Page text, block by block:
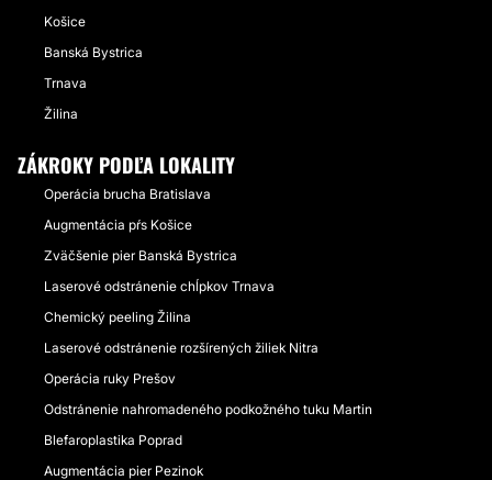
Košice
Banská Bystrica
Trnava
Žilina
ZÁKROKY PODĽA LOKALITY
Operácia brucha Bratislava
Augmentácia pŕs Košice
Zväčšenie pier Banská Bystrica
Laserové odstránenie chĺpkov Trnava
Chemický peeling Žilina
Laserové odstránenie rozšírených žiliek Nitra
Operácia ruky Prešov
Odstránenie nahromadeného podkožného tuku Martin
Blefaroplastika Poprad
Augmentácia pier Pezinok